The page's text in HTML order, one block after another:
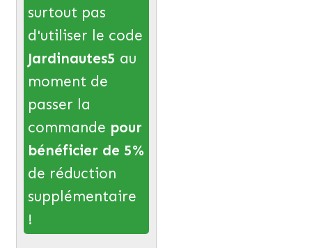
surtout pas
d'utiliser le code
Jardinautes5 au
moment de
passer la
commande pour
bénéficier de 5%
de réduction
supplémentaire
!